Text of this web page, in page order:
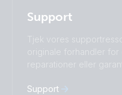
Suomalainen
Русский
中國人
Subscribe
Support
Tjek vores
originale forhandler
reparationer eller
Support